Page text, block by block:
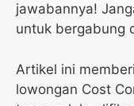
jawabannya!
untuk bergabung
Artikel ini
lowongan Cost